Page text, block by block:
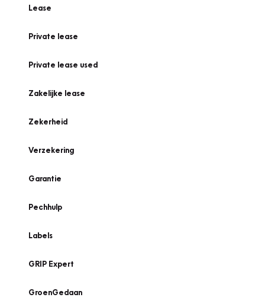
Lease
Private lease
Private lease used
Zakelijke lease
Zekerheid
Verzekering
Garantie
Pechhulp
Labels
GRIP Expert
GroenGedaan